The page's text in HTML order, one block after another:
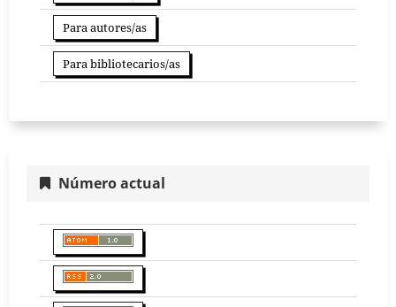
Para autores/as
Para bibliotecarios/as
Número actual